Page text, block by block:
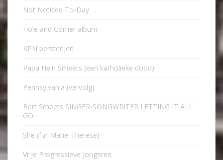
Not Noticed To-Day
Hole and Corner album
KPN persterijen
Papa Hein Smeets (een katholieke dood)
Pennsylvania (vervolg)
Bert Smeets SINGER-SONGWRITER LETTING IT ALL
GO
She (für Marie-Therese)
Vrije Progressieve Jongeren